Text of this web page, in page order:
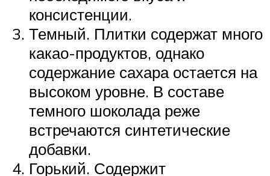
консистенции.
Темный. Плитки содержат много
какао-продуктов, однако
содержание сахара остается на
высоком уровне. В составе
темного шоколада реже
встречаются синтетические
добавки.
Горький. Содержит